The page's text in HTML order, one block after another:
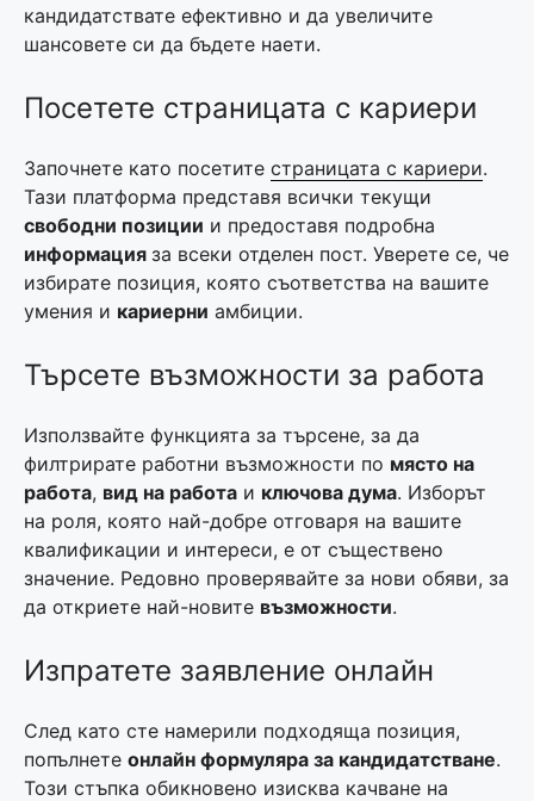
кандидатствате ефективно и да увеличите
шансовете си да бъдете наети.
Посетете страницата с кариери
Започнете като посетите страницата с кариери.
Тази платформа представя всички текущи
свободни позиции и предоставя подробна
информация за всеки отделен пост. Уверете се, че
избирате позиция, която съответства на вашите
умения и кариерни амбиции.
Търсете възможности за работа
Използвайте функцията за търсене, за да
филтрирате работни възможности по място на
работа, вид на работа и ключова дума. Изборът
на роля, която най-добре отговаря на вашите
квалификации и интереси, е от съществено
значение. Редовно проверявайте за нови обяви, за
да откриете най-новите възможности.
Изпратете заявление онлайн
След като сте намерили подходяща позиция,
попълнете онлайн формуляра за кандидатстване.
Този стъпка обикновено изисква качване на